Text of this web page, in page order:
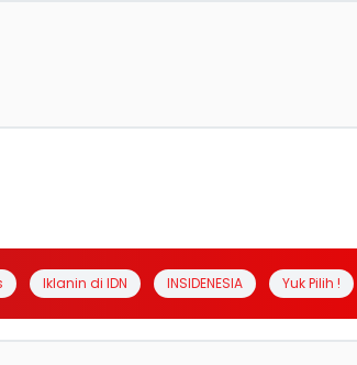
Iklanin di IDN INSIDENESIA Yuk Pilih !